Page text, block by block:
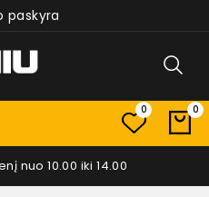
paskyra
0 0
nuo 10.00 iki 14.00